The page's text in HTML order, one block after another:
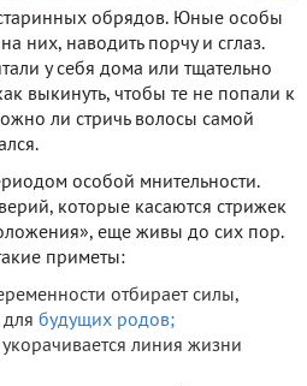
обрядов. Юные особы
них, наводить порчу и сглаз.
у себя дома или тщательно
выкинуть, чтобы те не попали к
ли стричь волосы самой
особой мнительности.
которые касаются стрижек
еще живы до сих пор.
приметы:
отбирает силы,
будущих родов;
линия жизни